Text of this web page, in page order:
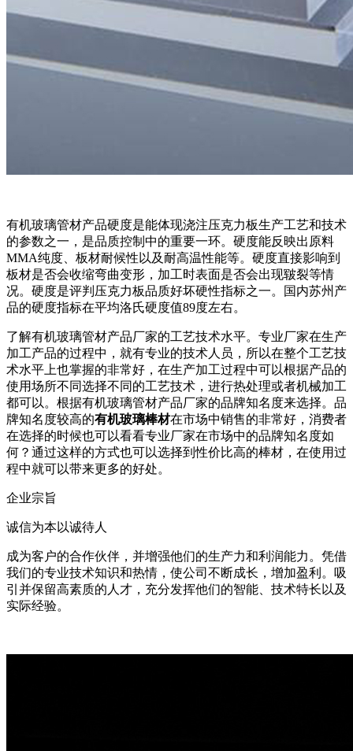
有机玻璃管材产品硬度是能体现浇注压克力板生产工艺和技术
的参数之一，是品质控制中的重要一环。硬度能反映出原料
MMA纯度、板材耐候性以及耐高温性能等。硬度直接影响到
板材是否会收缩弯曲变形，加工时表面是否会出现皲裂等情
况。硬度是评判压克力板品质好坏硬性指标之一。国内苏州产
品的硬度指标在平均洛氏硬度值89度左右。
了解有机玻璃管材产品厂家的工艺技术水平。专业厂家在生产
加工产品的过程中，就有专业的技术人员，所以在整个工艺技
术水平上也掌握的非常好，在生产加工过程中可以根据产品的
使用场所不同选择不同的工艺技术，进行热处理或者机械加工
都可以。根据有机玻璃管材产品厂家的品牌知名度来选择。品
牌知名度较高的有机玻璃棒材在市场中销售的非常好，消费者
在选择的时候也可以看看专业厂家在市场中的品牌知名度如
何？通过这样的方式也可以选择到性价比高的棒材，在使用过
程中就可以带来更多的好处。
企业宗旨
诚信为本以诚待人
成为客户的合作伙伴，并增强他们的生产力和利润能力。凭借
我们的专业技术知识和热情，使公司不断成长，增加盈利。吸
引并保留高素质的人才，充分发挥他们的智能、技术特长以及
实际经验。